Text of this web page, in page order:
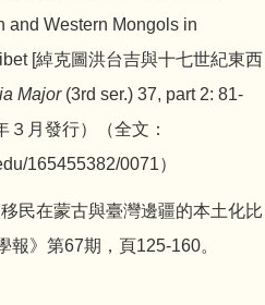
and Western Mongols in
[綽克圖洪台吉與十七世紀東西
Major(3rd ser.) 37, part 2: 81-
月發行）（全文：
165455382/0071）
民在蒙古與臺灣邊疆的本土化比
報》第67期，頁125-160。